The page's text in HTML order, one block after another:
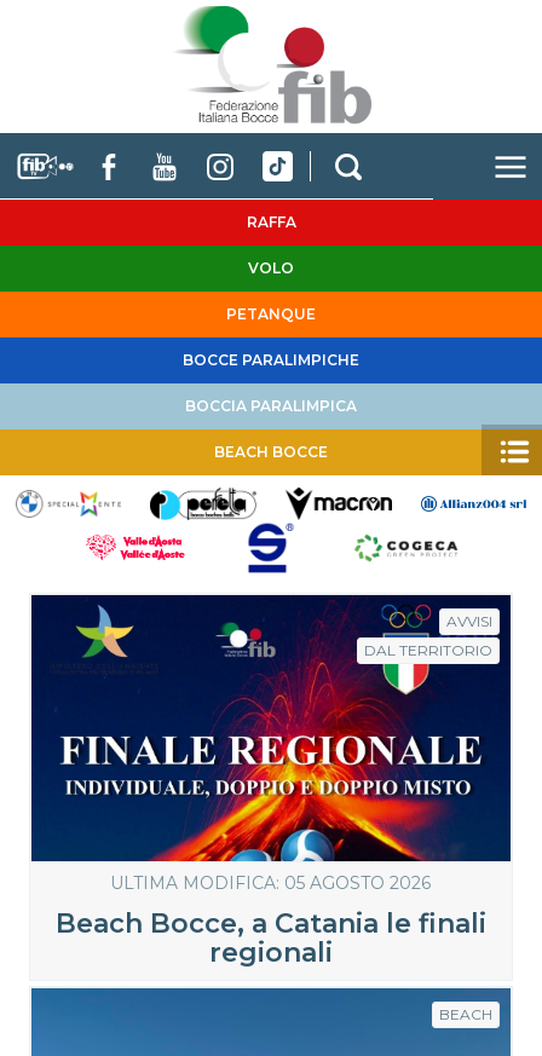
RAFFA
VOLO
PETANQUE
BOCCE PARALIMPICHE
BOCCIA PARALIMPICA
BEACH BOCCE
ULTIMA MODIFICA: 05 AGOSTO 2026
Beach Bocce, a Catania le finali
regionali
AVVISI
DAL TERRITORIO
BEACH